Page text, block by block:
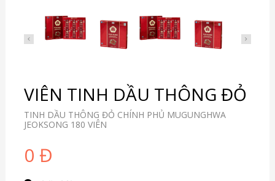
VIÊN TINH DẦU THÔNG ĐỎ
TINH DẦU THÔNG ĐỎ CHÍNH PHỦ MUGUNGHWA
JEOKSONG 180 VIÊN
0 Đ